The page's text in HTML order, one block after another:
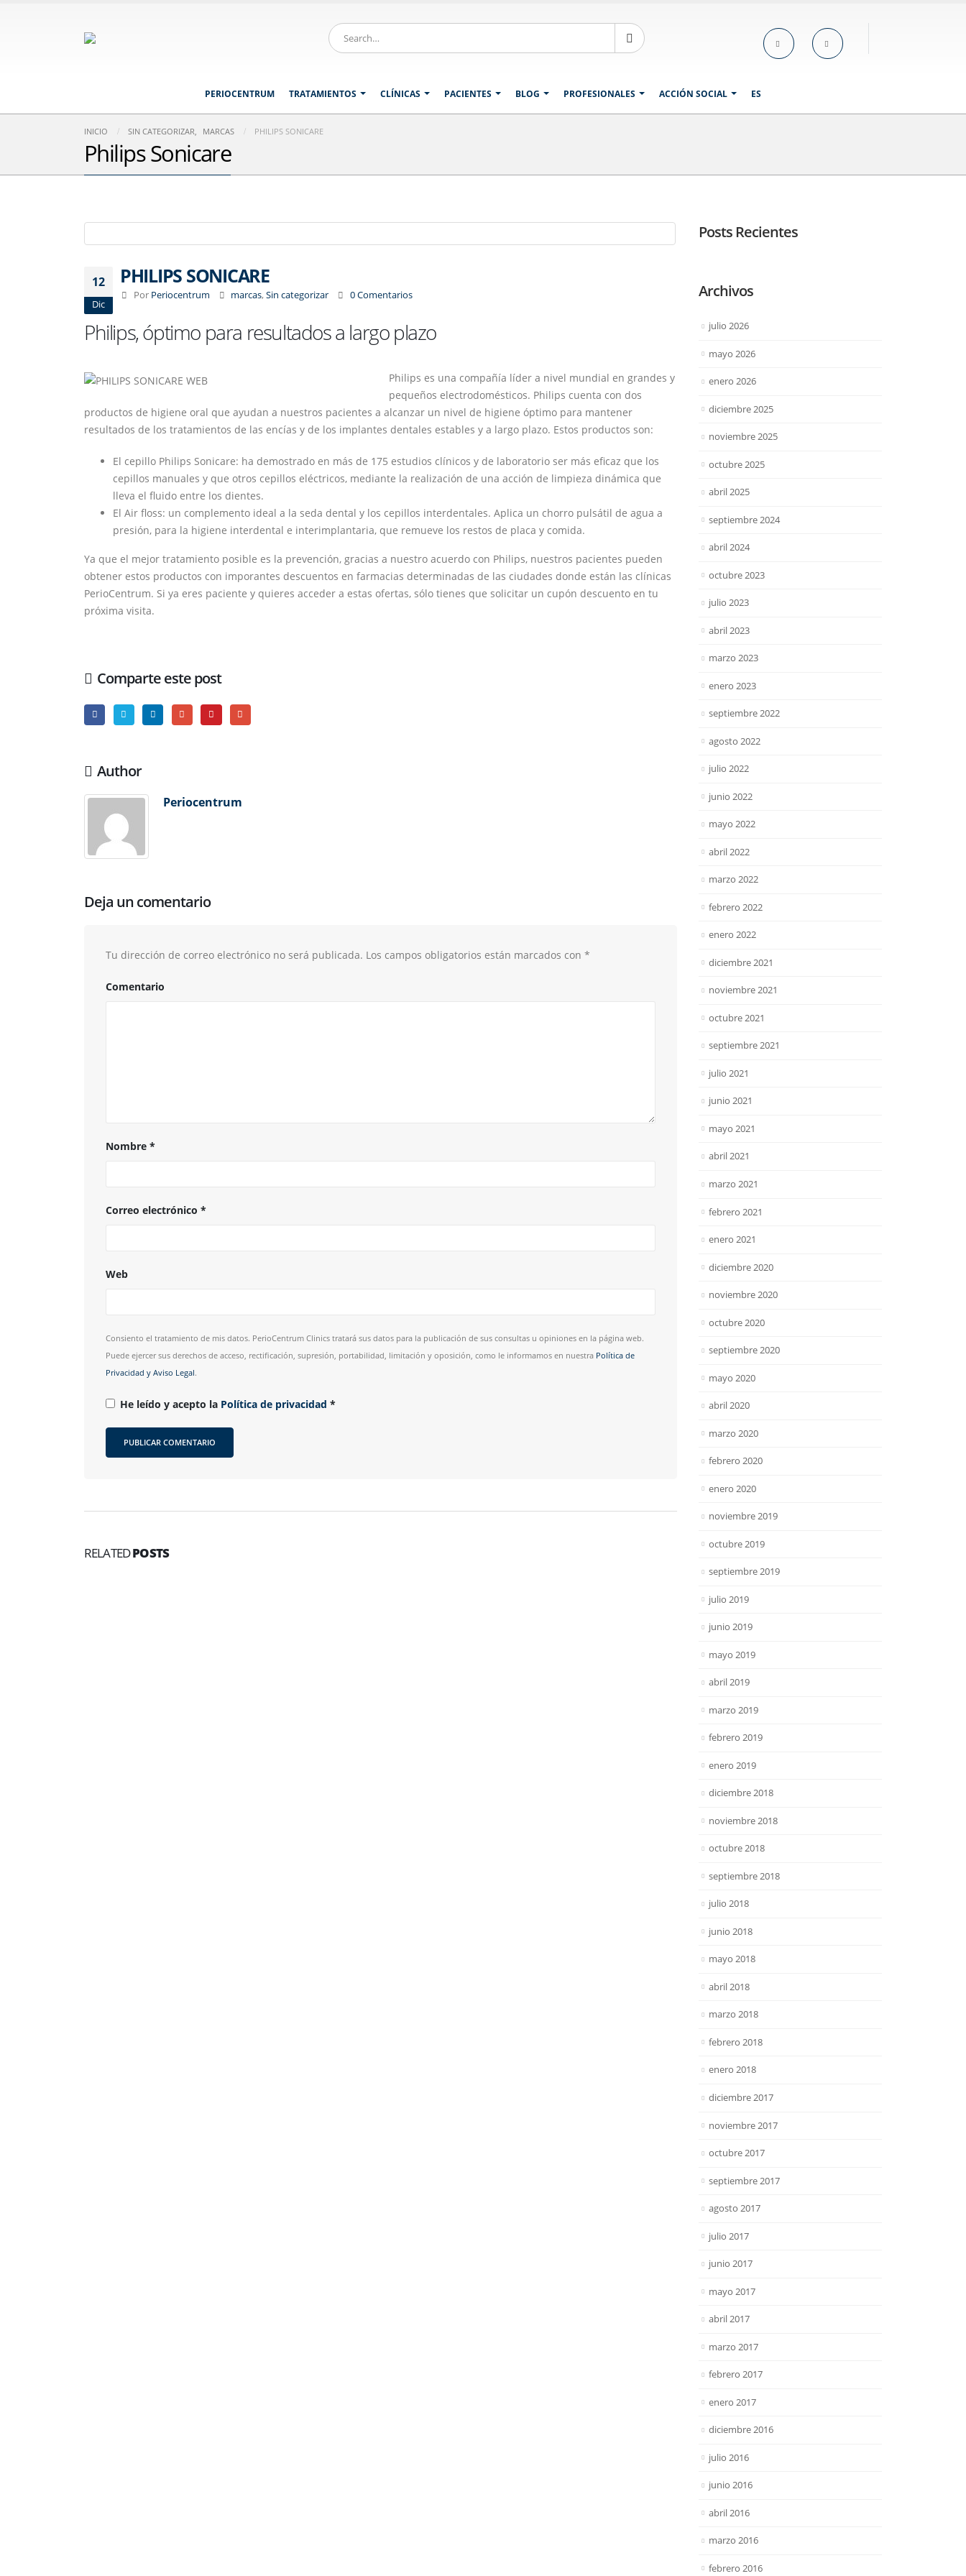
PERIOCENTRUM TRATAMIENTOS CLÍNICAS PACIENTES BLOG PROFESIONALES ACCIÓN SOCIAL ES
INICIO SIN CATEGORIZAR, MARCAS PHILIPS SONICARE
Philips Sonicare
12
Dic
PHILIPS SONICARE
Por Periocentrum marcas,Sin categorizar 0 Comentarios
Philips, óptimo para resultados a largo plazo
Philips es una compañía líder a nivel mundial en grandes y
pequeños electrodomésticos. Philips cuenta con dos
productos de higiene oral que ayudan a nuestros pacientes a alcanzar un nivel de higiene óptimo para mantener
resultados de los tratamientos de las encías y de los implantes dentales estables y a largo plazo. Estos productos son:
El cepillo Philips Sonicare: ha demostrado en más de 175 estudios clínicos y de laboratorio ser más eficaz que los
cepillos manuales y que otros cepillos eléctricos, mediante la realización de una acción de limpieza dinámica que
lleva el fluido entre los dientes.
El Air floss: un complemento ideal a la seda dental y los cepillos interdentales. Aplica un chorro pulsátil de agua a
presión, para la higiene interdental e interimplantaria, que remueve los restos de placa y comida.
Ya que el mejor tratamiento posible es la prevención, gracias a nuestro acuerdo con Philips, nuestros pacientes pueden
obtener estos productos con imporantes descuentos en farmacias determinadas de las ciudades donde están las clínicas
PerioCentrum. Si ya eres paciente y quieres acceder a estas ofertas, sólo tienes que solicitar un cupón descuento en tu
próxima visita.
Comparte este post
Author
Periocentrum
Deja un comentario
Tu dirección de correo electrónico no será publicada. Los campos obligatorios están marcados con *
Comentario
Nombre *
Correo electrónico *
Web
Consiento el tratamiento de mis datos. PerioCentrum Clinics tratará sus datos para la publicación de sus consultas u opiniones en la página web.
Puede ejercer sus derechos de acceso, rectificación, supresión, portabilidad, limitación y oposición, como le informamos en nuestra Política de
Privacidad y Aviso Legal.
He leído y acepto la Política de privacidad *
RELATEDPOSTS
Posts Recientes
Archivos
julio 2026
mayo 2026
enero 2026
diciembre 2025
noviembre 2025
octubre 2025
abril 2025
septiembre 2024
abril 2024
octubre 2023
julio 2023
abril 2023
marzo 2023
enero 2023
septiembre 2022
agosto 2022
julio 2022
junio 2022
mayo 2022
abril 2022
marzo 2022
febrero 2022
enero 2022
diciembre 2021
noviembre 2021
octubre 2021
septiembre 2021
julio 2021
junio 2021
mayo 2021
abril 2021
marzo 2021
febrero 2021
enero 2021
diciembre 2020
noviembre 2020
octubre 2020
septiembre 2020
mayo 2020
abril 2020
marzo 2020
febrero 2020
enero 2020
noviembre 2019
octubre 2019
septiembre 2019
julio 2019
junio 2019
mayo 2019
abril 2019
marzo 2019
febrero 2019
enero 2019
diciembre 2018
noviembre 2018
octubre 2018
septiembre 2018
julio 2018
junio 2018
mayo 2018
abril 2018
marzo 2018
febrero 2018
enero 2018
diciembre 2017
noviembre 2017
octubre 2017
septiembre 2017
agosto 2017
julio 2017
junio 2017
mayo 2017
abril 2017
marzo 2017
febrero 2017
enero 2017
diciembre 2016
julio 2016
junio 2016
abril 2016
marzo 2016
febrero 2016